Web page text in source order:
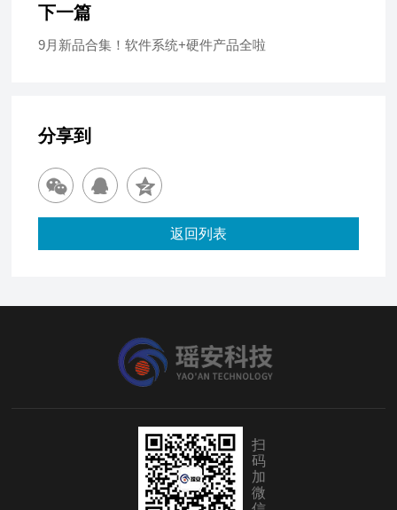
下一篇
9月新品合集！软件系统+硬件产品全啦
分享到
返回列表
扫
码
加
微